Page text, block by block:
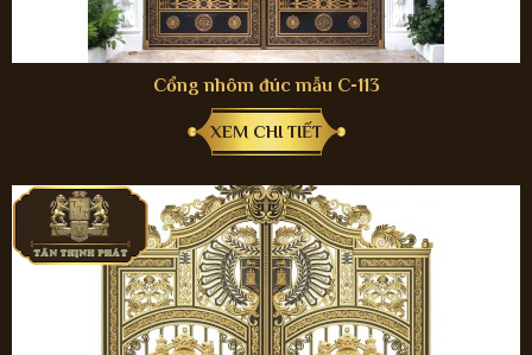
Cổng nhôm đúc mẫu C-113
XEM CHI TIẾT